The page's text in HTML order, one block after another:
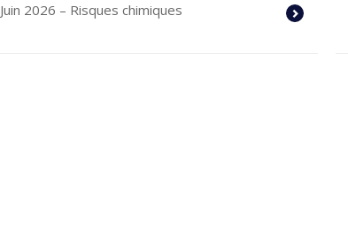
Juin 2026 – Risques chimiques